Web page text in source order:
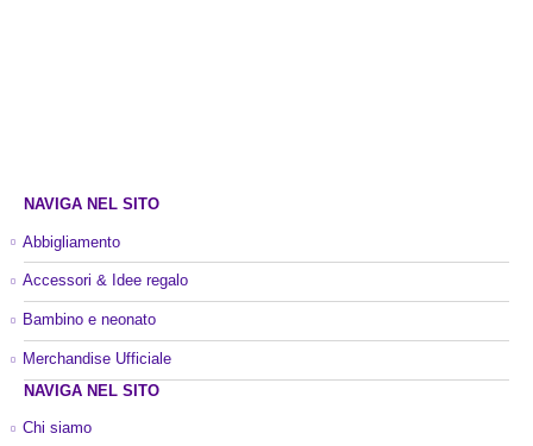
NAVIGA NEL SITO
Abbigliamento
Accessori & Idee regalo
Bambino e neonato
Merchandise Ufficiale
NAVIGA NEL SITO
Chi siamo